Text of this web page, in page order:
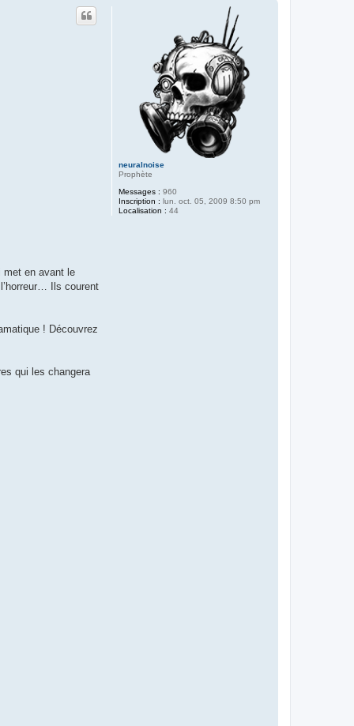
neuralnoise
Prophète
Messages : 960
Inscription : lun. oct. 05, 2009 8:50 pm
Localisation : 44
met en avant le
Ils courent
! Découvrez
qui les changera